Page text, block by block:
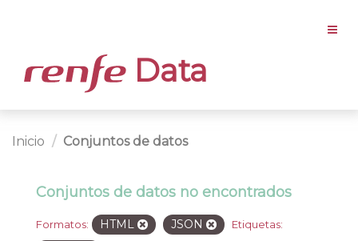
Data
Inicio Conjuntos de datos
Conjuntos de datos no encontrados
Formatos: HTML JSON Etiquetas: